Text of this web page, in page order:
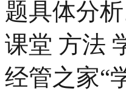
题具体分
课堂 方法
经管之家“